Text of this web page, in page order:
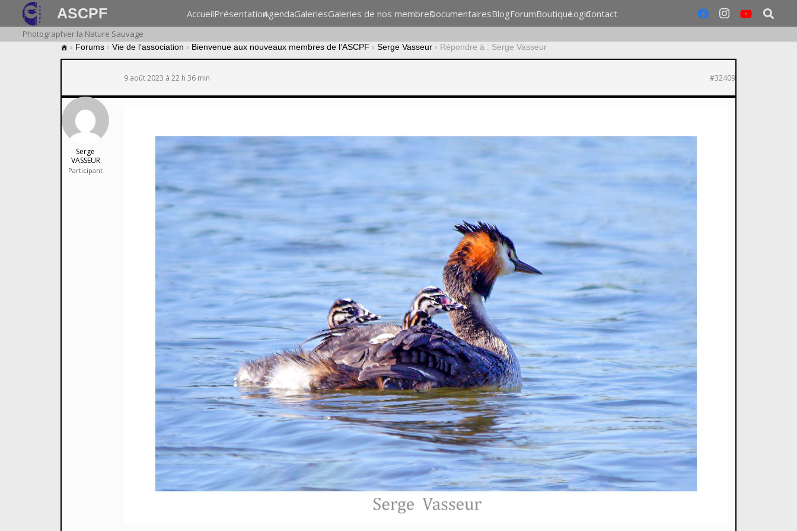
ASCPF AccueilPrésentationAgendaGaleriesGaleries de nos membresDocumentairesBlogForumBoutiqueLoginContact
Photographier la Nature Sauvage
› Forums › Vie de l’association › Bienvenue aux nouveaux membres de l’ASCPF › Serge Vasseur › Répondre à : Serge Vasseur
9 août 2023 à 22 h 36 min #32409
Serge
VASSEUR
Participant